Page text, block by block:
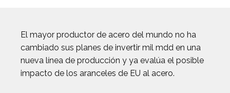
El mayor productor de acero del mundo no ha
cambiado sus planes de invertir mil mdd en una
nueva línea de producción y ya evalúa el posible
impacto de los aranceles de EU al acero.